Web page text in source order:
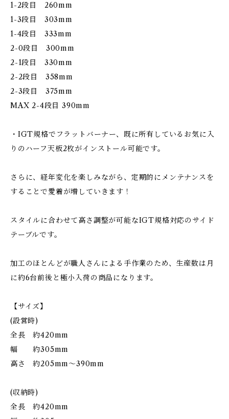
1-2段目 260mm
1-3段目 303mm
1-4段目 333mm
2-0段目 300mm
2-1段目 330mm
2-2段目 358mm
2-3段目 375mm
MAX 2-4段目 390mm
・IGT規格でフラットバーナー、既に所有しているお気に入
りのハーフ天板2枚がインストール可能です。
さらに、経年変化を楽しみながら、定期的にメンテナンスを
することで愛着が増していきます！
スタイルに合わせて高さ調整が可能なIGT規格対応のサイド
テーブルです。
加工のほとんどが職人さんによる手作業のため、生産数は月
に約6台前後と極小入荷の商品になります。
【サイズ】
(設営時)
全長 約420mm
幅 約305mm
高さ 約205mm〜390mm
(収納時)
全長 約420mm